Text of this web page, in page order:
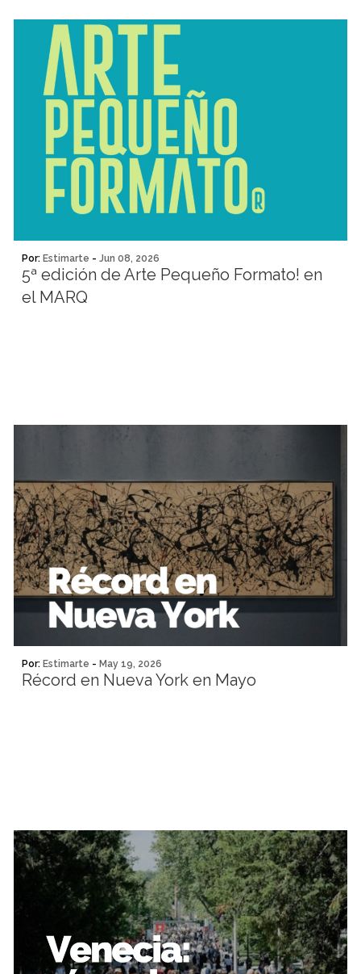
Por: Estimarte - Jun 08, 2026
5ª edición de Arte Pequeño Formato! en
el MARQ
Por: Estimarte - May 19, 2026
Récord en Nueva York en Mayo